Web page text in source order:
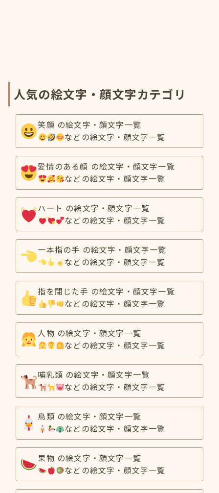
人気の絵文字・顔文字カテゴリ
笑顔 の絵文字・顔文字一覧
などの絵文字・顔文字一覧
愛情のある顔 の絵文字・顔文字一覧
などの絵文字・顔文字一覧
ハート の絵文字・顔文字一覧
などの絵文字・顔文字一覧
一本指の手 の絵文字・顔文字一覧
などの絵文字・顔文字一覧
指を閉じた手 の絵文字・顔文字一覧
などの絵文字・顔文字一覧
人物 の絵文字・顔文字一覧
などの絵文字・顔文字一覧
哺乳類 の絵文字・顔文字一覧
などの絵文字・顔文字一覧
鳥類 の絵文字・顔文字一覧
などの絵文字・顔文字一覧
果物 の絵文字・顔文字一覧
などの絵文字・顔文字一覧